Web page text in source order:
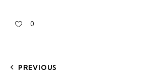
0
PREVIOUS